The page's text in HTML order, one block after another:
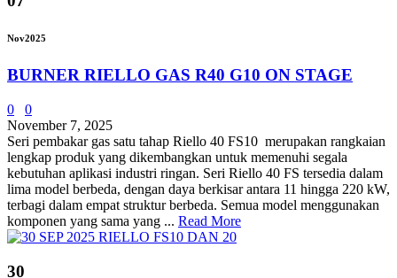
Nov2025
BURNER RIELLO GAS R40 G10 ON STAGE
0
0
November 7, 2025
Seri pembakar gas satu tahap Riello 40 FS10 merupakan rangkaian
lengkap produk yang dikembangkan untuk memenuhi segala
kebutuhan aplikasi industri ringan. Seri Riello 40 FS tersedia dalam
lima model berbeda, dengan daya berkisar antara 11 hingga 220 kW,
terbagi dalam empat struktur berbeda. Semua model menggunakan
komponen yang sama yang ... Read More
30